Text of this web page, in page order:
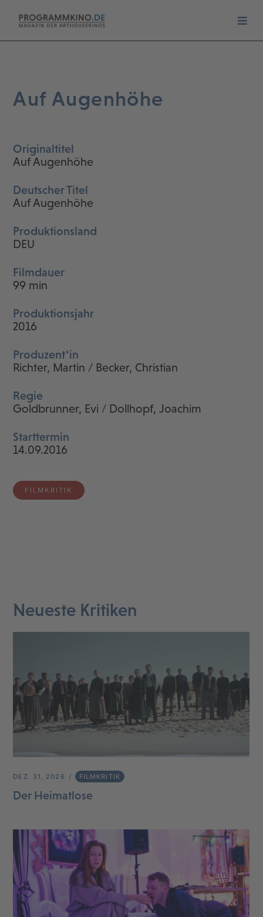
Auf Augenhöhe
Originaltitel
Auf Augenhöhe
Deutscher Titel
Auf Augenhöhe
Produktionsland
DEU
Filmdauer
99 min
Produktionsjahr
2016
Produzent*in
Richter, Martin / Becker, Christian
Regie
Goldbrunner, Evi / Dollhopf, Joachim
Starttermin
14.09.2016
FILMKRITIK
Neueste Kritiken
DEZ. 31, 2026 FILMKRITIK
Der Heimatlose